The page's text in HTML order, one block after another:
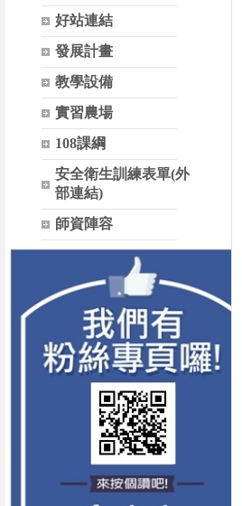
好站連結
發展計畫
教學設備
實習農場
108課綱
安全衛生訓練表單(外
部連結)
師資陣容